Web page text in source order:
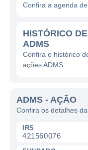
Confira a agenda
HISTÓRICO
ADMS
Confira o histórico
ações ADMS
ADMS - AÇÃO
Confira os detalhes
IRS
421560076